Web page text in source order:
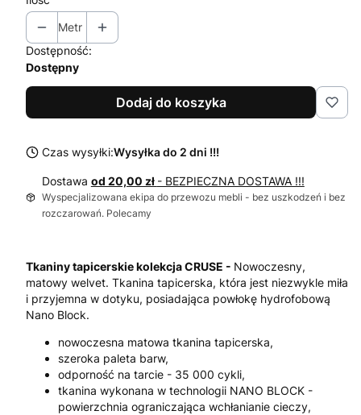
Metr
Dostępność:
Dostępny
Dodaj do koszyka
Czas wysyłki:Wysyłka do 2 dni !!!
Dostawa od 20,00 zł - BEZPIECZNA DOSTAWA !!!
Wyspecjalizowana ekipa do przewozu mebli - bez uszkodzeń i bez
rozczarowań. Polecamy
Tkaniny tapicerskie kolekcja CRUSE - Nowoczesny,
matowy welvet. Tkanina tapicerska, która jest niezwykle miła
i przyjemna w dotyku, posiadająca powłokę hydrofobową
Nano Block.
nowoczesna matowa tkanina tapicerska,
szeroka paleta barw,
odporność na tarcie - 35 000 cykli,
tkanina wykonana w technologii NANO BLOCK -
powierzchnia ograniczająca wchłanianie cieczy,